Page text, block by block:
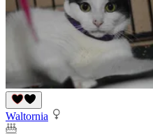
Waltornia